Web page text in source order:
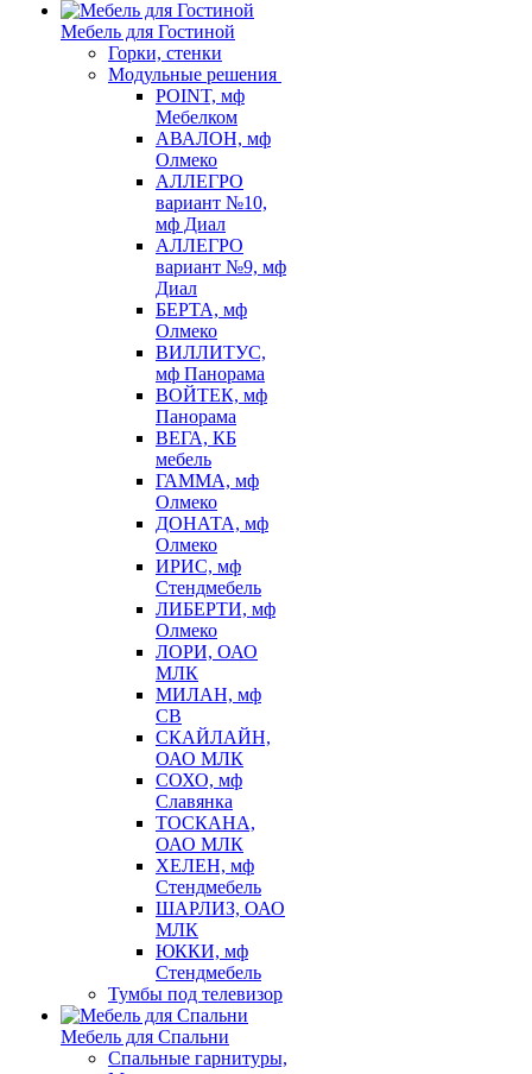
Мебель для Гостиной
Горки, стенки
Модульные решения
POINT, мф
Мебелком
АВАЛОН, мф
Олмеко
АЛЛЕГРО
вариант №10,
мф Диал
АЛЛЕГРО
вариант №9, мф
Диал
БЕРТА, мф
Олмеко
ВИЛЛИТУС,
мф Панорама
ВОЙТЕК, мф
Панорама
ВЕГА, КБ
мебель
ГАММА, мф
Олмеко
ДОНАТА, мф
Олмеко
ИРИС, мф
Стендмебель
ЛИБЕРТИ, мф
Олмеко
ЛОРИ, ОАО
МЛК
МИЛАН, мф
СВ
СКАЙЛАЙН,
ОАО МЛК
СОХО, мф
Славянка
ТОСКАНА,
ОАО МЛК
ХЕЛЕН, мф
Стендмебель
ШАРЛИЗ, ОАО
МЛК
ЮККИ, мф
Стендмебель
Тумбы под телевизор
Мебель для Спальни
Спальные гарнитуры,